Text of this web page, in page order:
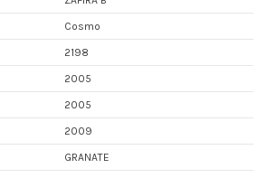
Cosmo
2198
2005
2005
2009
GRANATE